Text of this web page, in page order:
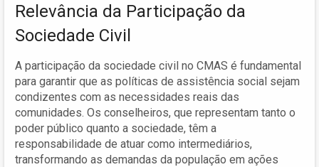
Relevância da Participação da
Sociedade Civil
A participação da sociedade civil no CMAS é fundamental
para garantir que as políticas de assistência social sejam
condizentes com as necessidades reais das
comunidades. Os conselheiros, que representam tanto o
poder público quanto a sociedade, têm a
responsabilidade de atuar como intermediários,
transformando as demandas da população em ações